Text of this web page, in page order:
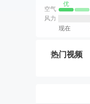
空气
优
风力
现在
热门视频